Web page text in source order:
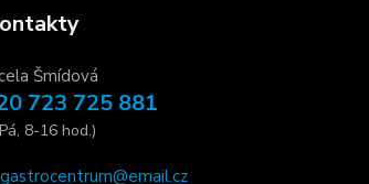
Šmídová
723 725 881
8-16 hod.)
gastrocentrum@email.cz